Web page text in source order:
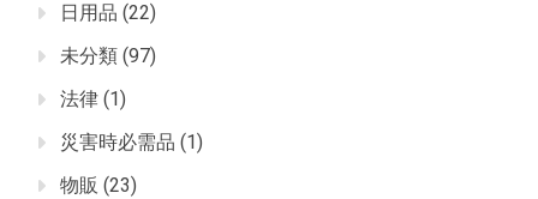
日用品 (22)
未分類 (97)
法律 (1)
災害時必需品 (1)
物販 (23)